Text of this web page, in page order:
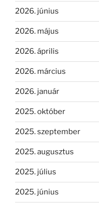
2026. június
2026. május
2026. április
2026. március
2026. január
2025. október
2025. szeptember
2025. augusztus
2025. július
2025. június